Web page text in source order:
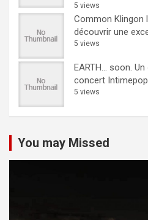
5 views
Common Klingon
découvrir une
5 views
EARTH… soon. Un
concert Intimepop
5 views
You may Missed